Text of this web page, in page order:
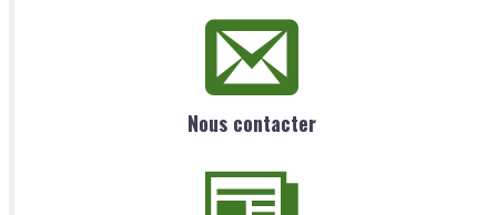
Nous contacter